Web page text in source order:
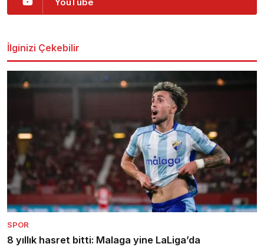
İlginizi Çekebilir
SPOR
8 yıllık hasret bitti: Malaga yine LaLiga’da